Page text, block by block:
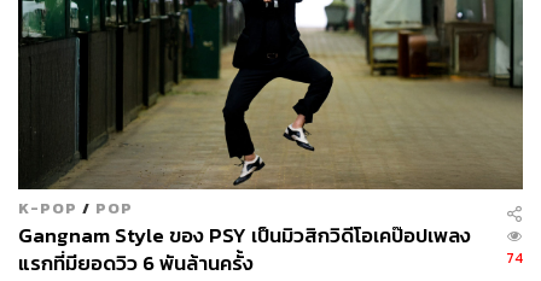
K-POP / POP
Gangnam Style ของ PSY เป็นมิวสิกวิดีโอเคป๊อปเพลง
แรกที่มียอดวิว 6 พันล้านครั้ง
74